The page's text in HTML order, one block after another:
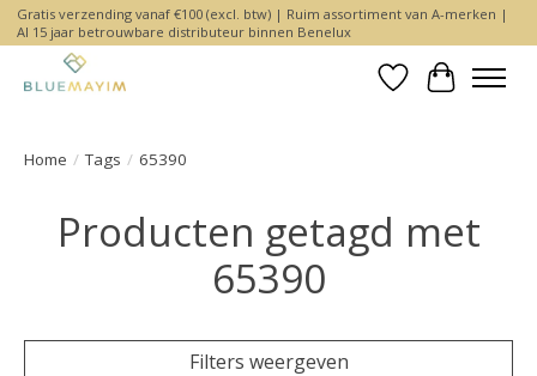
Gratis verzending vanaf €100 (excl. btw) | Ruim assortiment van A-merken |
Al 15 jaar betrouwbare distributeur binnen Benelux
Verlanglijst
Home / Tags / 65390
Producten getagd met
65390
Filters weergeven